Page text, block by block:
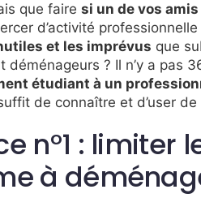
que faire si un de vos
d’activité
et les imprévus que
déménageurs ? Il n’y a pas
étudiant à un
de connaître et d’user de
n°1 : limiter
à